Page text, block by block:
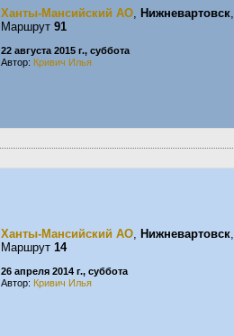
Ханты-Мансийский АО, Нижневартовск,
Маршрут 91
22 августа 2015 г., суббота
Автор: Кривич Илья
Ханты-Мансийский АО, Нижневартовск,
Маршрут 14
26 апреля 2014 г., суббота
Автор: Кривич Илья